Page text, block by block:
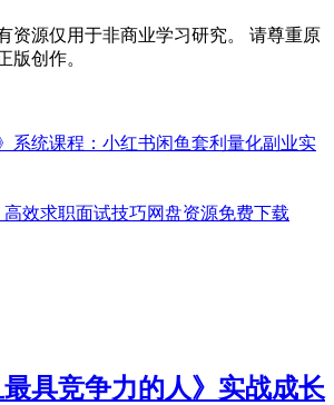
资源仅用于非商业学习研究。 请尊重原
版创作。
系统课程：小红书闲鱼套利量化副业实
高效求职面试技巧网盘资源免费下载
最具竞争力的人》实战成长